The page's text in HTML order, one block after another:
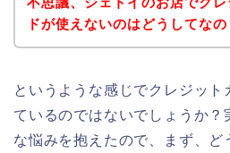
ドが使えないのはどうしてなの
というような感じでクレジット
ているのではないでしょうか？
な悩みを抱えたので、まず、ど